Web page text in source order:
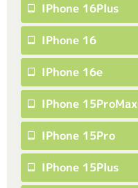
IPhone 16Plus
IPhone 16
IPhone 16e
IPhone 15ProMax
IPhone 15Pro
IPhone 15Plus